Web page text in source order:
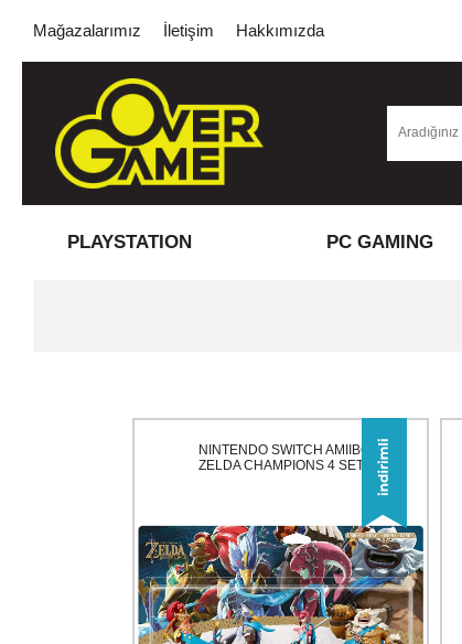
Mağazalarımız İletişim Hakkımızda
PLAYSTATION PC GAMING
NINTENDO SWITCH AMIIBO
ZELDA CHAMPIONS 4 SET